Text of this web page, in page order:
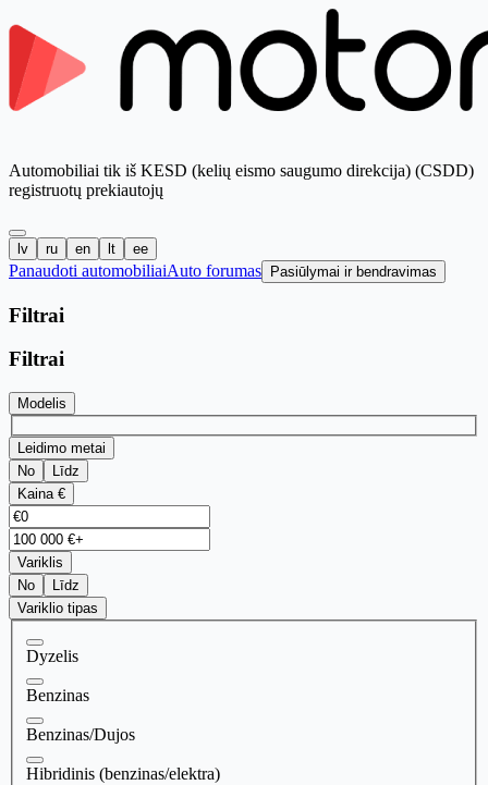
Automobiliai tik iš KESD (kelių eismo saugumo direkcija) (CSDD)
registruotų prekiautojų
lv ru en lt ee
Panaudoti automobiliaiAuto forumas Pasiūlymai ir bendravimas
Filtrai
Filtrai
Modelis
Leidimo metai
No
Līdz
Kaina €
Variklis
No
Līdz
Variklio tipas
Dyzelis
Benzinas
Benzinas/Dujos
Hibridinis (benzinas/elektra)